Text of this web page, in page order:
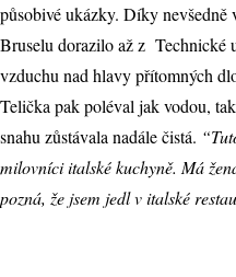
působivé ukázky. Díky
Bruselu dorazilo až z Technické
vzduchu nad hlavy přítomných
Telička pak poléval jak vodou,
snahu zůstávala nadále čistá.
milovníci italské kuchyně. Má
pozná, že jsem jedl v italské